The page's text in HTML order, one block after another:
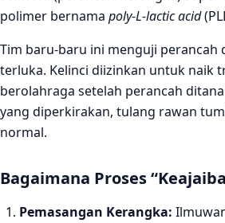
polimer bernama poly-L-lactic acid
Tim baru-baru ini menguji perancah
terluka. Kelinci diizinkan untuk naik
berolahraga setelah perancah
yang diperkirakan, tulang rawan
normal.
Bagaimana Proses
Pemasangan Kerangka: